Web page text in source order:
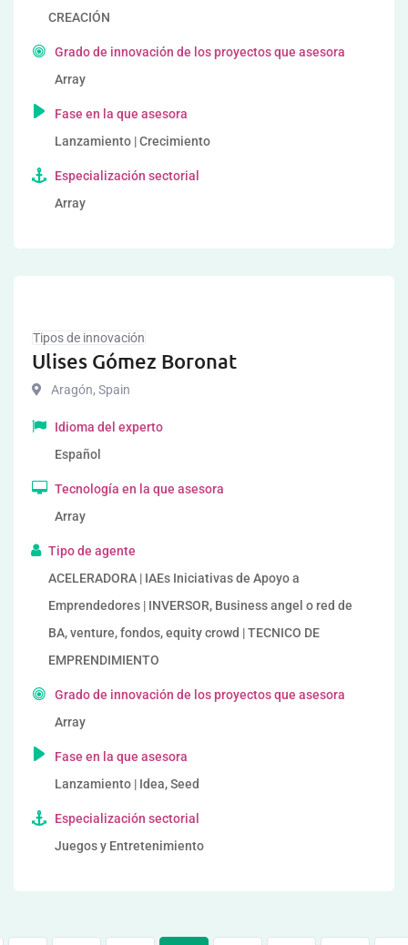
CREACIÓN
Grado de innovación de los proyectos que asesora
Array
Fase en la que asesora
Lanzamiento | Crecimiento
Especialización sectorial
Array
Tipos de innovación
Ulises Gómez Boronat
Aragón, Spain
Idioma del experto
Español
Tecnología en la que asesora
Array
Tipo de agente
ACELERADORA | IAEs Iniciativas de Apoyo a
Emprendedores | INVERSOR, Business angel o red de
BA, venture, fondos, equity crowd | TECNICO DE
EMPRENDIMIENTO
Grado de innovación de los proyectos que asesora
Array
Fase en la que asesora
Lanzamiento | Idea, Seed
Especialización sectorial
Juegos y Entretenimiento